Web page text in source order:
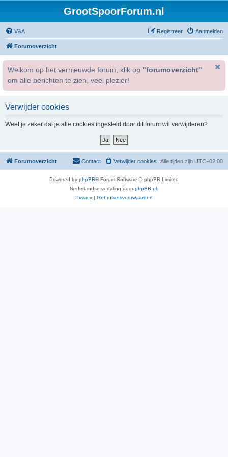
GrootSpoorForum.nl
V&A Aanmelden
Registreer
Forumoverzicht
Welkom op het vernieuwde forum, klik op "forumoverzicht"
om alle berichten te zien, veel plezier!
Verwijder cookies
Weet je zeker dat je alle cookies ingesteld door dit forum wil verwijderen?
Forumoverzicht Alle tijden zijn UTC+02:00
Verwijder cookies
Contact
Powered by phpBB® Forum Software © phpBB Limited
Nederlandse vertaling doorphpBB.nl
Privacy | Gebruikersvoorwaarden